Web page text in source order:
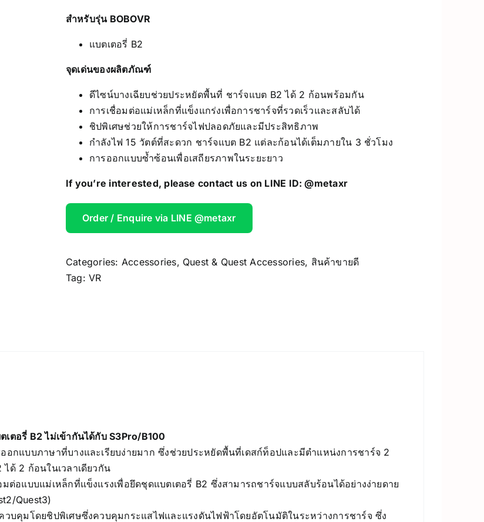
สำหรับรุ่น BOBOVR
แบตเตอรี่ B2
จุดเด่นของผลิตภัณฑ์
ดีไซน์บางเฉียบช่วยประหยัดพื้นที่ ชาร์จแบต B2 ได้ 2 ก้อนพร้อมกัน
การเชื่อมต่อแม่เหล็กที่แข็งแกร่งเพื่อการชาร์จที่รวดเร็วและสลับได้
ชิปพิเศษช่วยให้การชาร์จไฟปลอดภัยและมีประสิทธิภาพ
กำลังไฟ 15 วัตต์ที่สะดวก ชาร์จแบต B2 แต่ละก้อนได้เต็มภายใน 3 ชั่วโมง
การออกแบบซ้ำซ้อนเพื่อเสถียรภาพในระยะยาว
If you’re interested, please contact us on LINE ID:@metaxr
Order / Enquire via LINE @metaxr
Categories: Accessories, Quest & Quest Accessories, สินค้าขายดี
Tag:VR
ตอรี่ B2 ไม่เข้ากันได้กับ S3Pro/B100
กแบบภาษาที่บางและเรียบง่ายมาก ซึ่งช่วยประหยัดพื้นที่เดสก์ท็อปและมีตำแหน่งการชาร์จ 2
ได้ 2 ก้อนในเวลาเดียวกัน
ต่อแบบแม่เหล็กที่แข็งแรงเพื่อยึดชุดแบตเตอรี่ B2 ซึ่งสามารถชาร์จแบบสลับร้อนได้อย่างง่ายดาย
Quest3)
บคุมโดยชิปพิเศษซึ่งควบคุมกระแสไฟและแรงดันไฟฟ้าโดยอัตโนมัติในระหว่างการชาร์จ ซึ่ง